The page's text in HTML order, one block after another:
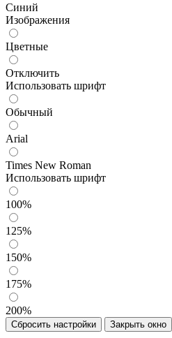
Синий
Изображения
Цветные
Отключить
Использовать шрифт
Обычный
Arial
Times New Roman
Использовать шрифт
100%
125%
150%
175%
200%
Сбросить настройки Закрыть окно